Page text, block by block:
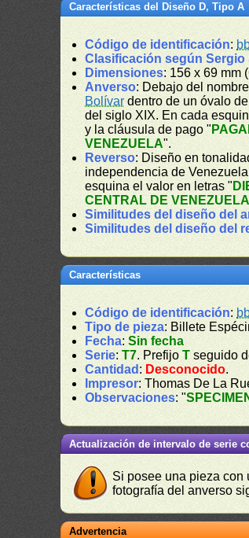
Características del Diseño D, Tipo A
Código de identificación:
Clasificación según Sergio
Dimensiones: 156 x 69 mm
Anverso: Debajo del
Bolívar dentro de un óvalo
del siglo XIX. En cada
y la cláusula de pago "
VENEZUELA".
Reverso: Diseño en
independencia de
esquina el valor en letras "
CENTRAL DE
Similitudes del diseño del
Similitudes del diseño del
Características
Código de identificación:
Tipo de pieza: Billete
Fecha:Sin fecha
Serie:T7. PrefijoT seguido
Cantidad : Desconocido.
Impresor: Thomas De La
Observaciones: "
Actualización de intervalo de serie
Si posee una pieza con
fotografía del anverso
Advertencia